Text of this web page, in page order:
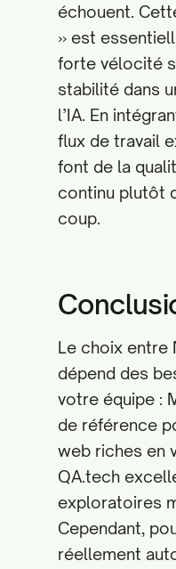
échouent.
» est
forte vélocité
stabilité dans
l’IA. En
flux de travail
font de la
continu plutôt
coup.
Le choix entre
dépend des
votre équipe :
de référence
web riches en
QA.tech
exploratoires
Cependant,
réellement